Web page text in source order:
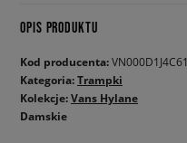
OPIS PRODUKTU
Kod producenta:VN000D1J4C61
Kategoria:Trampki
Kolekcje:Vans Hylane
Damskie